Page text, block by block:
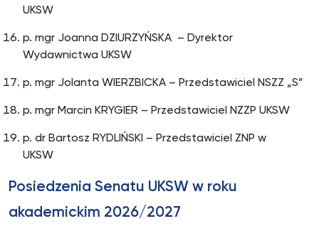
UKSW
p. mgr Joanna DZIURZYŃSKA – Dyrektor
Wydawnictwa UKSW
p. mgr Jolanta WIERZBICKA – Przedstawiciel NSZZ „S”
p. mgr Marcin KRYGIER – Przedstawiciel NZZP UKSW
p. dr Bartosz RYDLIŃSKI – Przedstawiciel ZNP w
UKSW
Posiedzenia Senatu UKSW w roku
akademickim 2026/2027